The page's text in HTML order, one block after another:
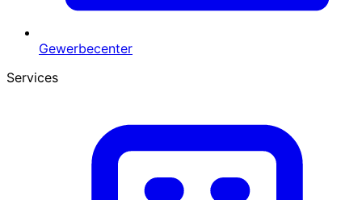
Gewerbecenter
Services